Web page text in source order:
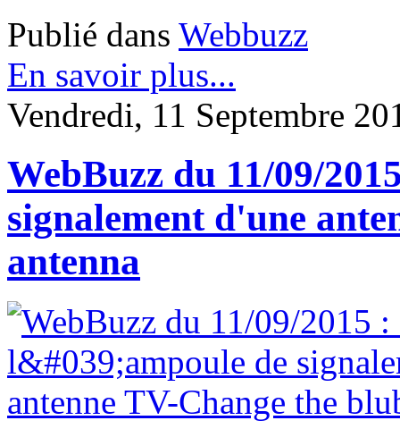
Publié dans Webbuzz
En savoir plus...
Vendredi, 11 Septembre
WebBuzz du 11/09/
signalement d'une
antenna